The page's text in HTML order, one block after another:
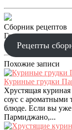
Сборник рецептов
Готовим праздник
Рецепты
Похожие записи
Куриные грудки
Хрустящая
соус с ароматными
блюде. Если вы
Пармиджано,...